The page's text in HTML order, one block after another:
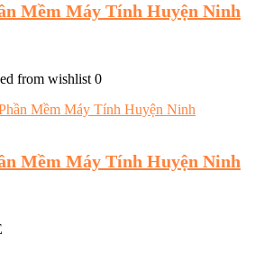
Mềm Máy Tính Huyện Ninh
from wishlist 0
Mềm Máy Tính Huyện Ninh